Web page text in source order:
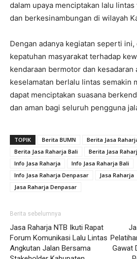
dalam upaya menciptakan lalu
dan berkesinambungan di wilayah
Dengan adanya kegiatan seperti
kepatuhan masyarakat terhadap
kendaraan bermotor dan kesadaran
keselamatan berlalu lintas semakin
dapat menciptakan suasana
dan aman bagi seluruh pengguna
TOPIK Berita BUMN
Berita Jasa
Berita Jasa Raharja Bali
Berita Jasa
Info Jasa Raharja
Info Jasa Raharja Bali
Info Jasa Raharja Denpasar
Jasa Raharja
Jasa Raharja Denpasar
Berita sebelumnya
Jasa Raharja NTB Ikuti Rapat
Forum Komunikasi Lalu Lintas
Angkutan Jalan Bersama
Gawat